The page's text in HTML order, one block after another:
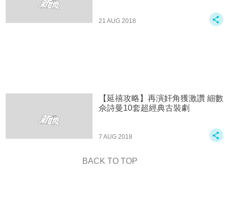
21 AUG 2018
【延禧攻略】再演奸角獲激讚 細數
佘詩曼10套超經典古裝劇
7 AUG 2018
BACK TO TOP